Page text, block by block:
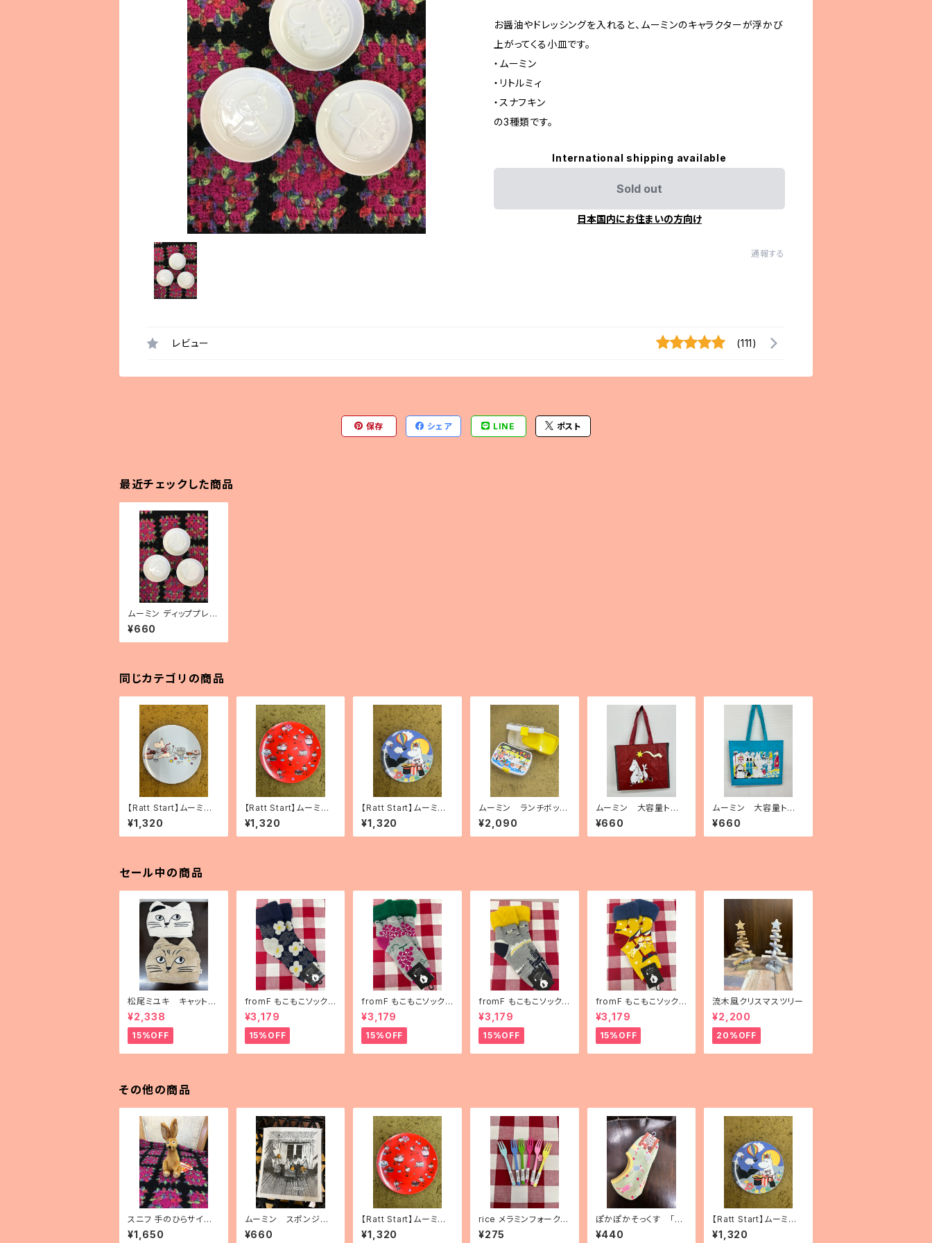
お醤油やドレッシングを入れると、ムーミンのキャラクターが浮かび
上がってくる小皿です。
・ムーミン
・リトルミィ
・スナフキン
の3種類です。
International shipping available
Sold out
日本国内にお住まいの方向け
通報する
レビュー (111)
保存 シェア LINE ポスト
最近チェックした商品
ムーミン ディッププレー
ト
¥660
同じカテゴリの商品
【Ratt Start】ムーミン
プレート 「Picknick」
¥1,320
【Ratt Start】ムーミン
プレート「リトルミィ」
¥1,320
【Ratt Start】ムーミン
プレート「Festivities」
¥1,320
ムーミン ランチボック
ス
¥2,090
ムーミン 大容量トート
バッグ（ポリプロピレン
製）「ムーミンと彗星」
¥660
ムーミン 大容量トート
バッグ（ポリプロピレン
製）「Moomin on cov
er」
¥660
セール中の商品
松尾ミユキ キャットフ
ェイスブランケット
¥2,338
15%OFF
fromF もこもこソックス
「kukkapuutarha（花
畑）」
¥3,179
15%OFF
fromF もこもこソックス
「hedelmä（果物）」
¥3,179
15%OFF
fromF もこもこソックス
「Helsinki（ヘルシン
キ）」
¥3,179
15%OFF
fromF もこもこソックス
「karuselli（メリーゴー
ランド）」
¥3,179
15%OFF
流木風クリスマスツリー
¥2,200
20%OFF
その他の商品
スニフ 手のひらサイズ
ぬいぐるみ
¥1,650
ムーミン スポンジワ
イプ 「トゥルートゥー
イッツオリジン」
¥660
【Ratt Start】ムーミン
プレート「リトルミィ」
¥1,320
rice メラミンフォーク
【クラシックカラー】
¥275
ぽかぽかそっくす 「ク
リームソーダ」くるぶし
丈
¥440
【Ratt Start】ムーミン
プレート「Festivities」
¥1,320